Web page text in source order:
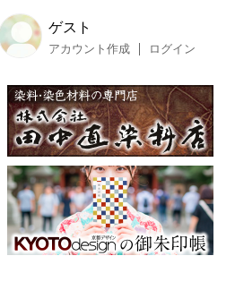
ゲスト
アカウント作成 ログイン